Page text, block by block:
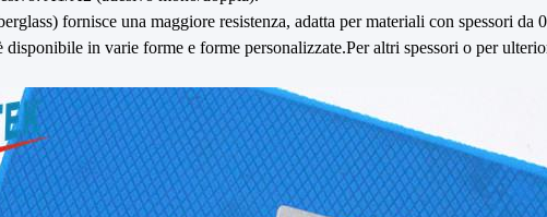
fornisce una maggiore resistenza, adatta per materiali con spessori
disponibile in varie forme e forme personalizzate.Per altri spessori o per